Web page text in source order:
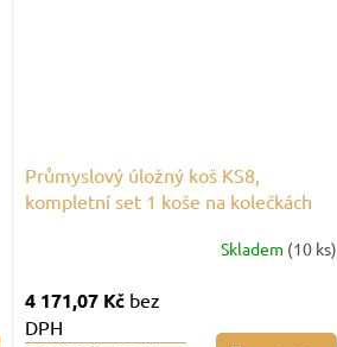
Průmyslový úložný koš KS8,
kompletní set 1 koše na kolečkách
Skladem (10 ks)
4 171,07 Kč bez
DPH